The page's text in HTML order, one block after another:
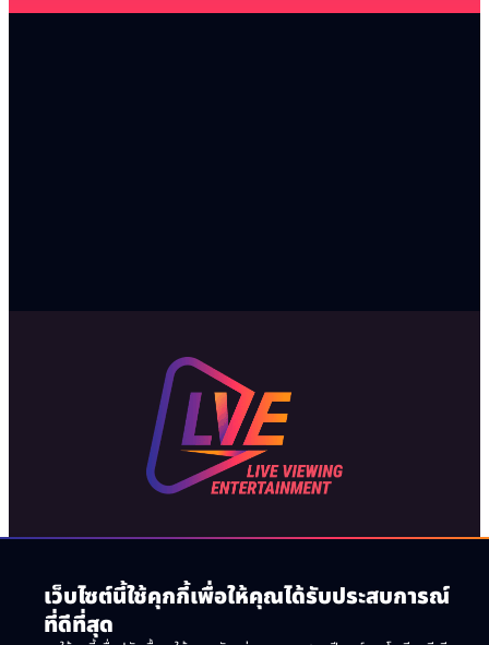
© 2026 Live Viewing Entertainment. สงวน
ลิขสิทธิ์
เว็บไซต์นี้ใช้คุกกี้เพื่อให้คุณได้รับประสบการณ์
ที่ดีที่สุด